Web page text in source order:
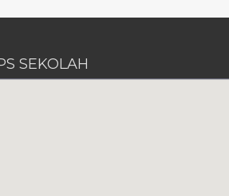
SEKOLAH